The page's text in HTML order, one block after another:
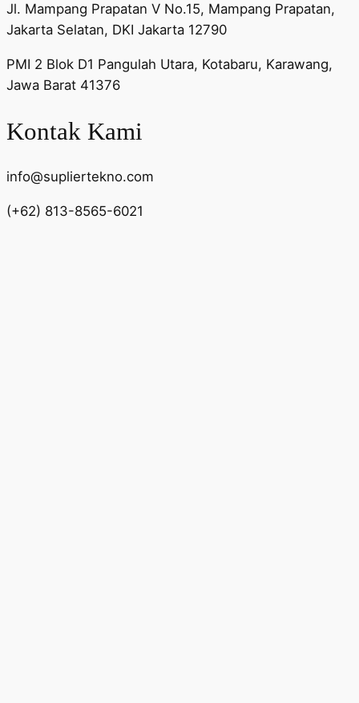
Jl. Mampang Prapatan V No.15, Mampang Prapatan,
Jakarta Selatan, DKI Jakarta 12790
PMI 2 Blok D1 Pangulah Utara, Kotabaru, Karawang,
Jawa Barat 41376
Kontak Kami
info@supliertekno.com
(+62) 813-8565-6021